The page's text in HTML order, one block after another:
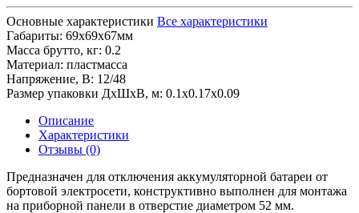
Основные характеристики Все характеристики
Габариты: 69x69x67мм
Масса брутто, кг: 0.2
Материал: пластмасса
Напряжение, В: 12/48
Размер упаковки ДхШхВ, м: 0.1x0.17x0.09
Описание
Характеристики
Отзывы (0)
Предназначен для отключения аккумуляторной батареи от
бортовой электросети, конструктивно выполнен для монтажа
на приборной панели в отверстие диаметром 52 мм.